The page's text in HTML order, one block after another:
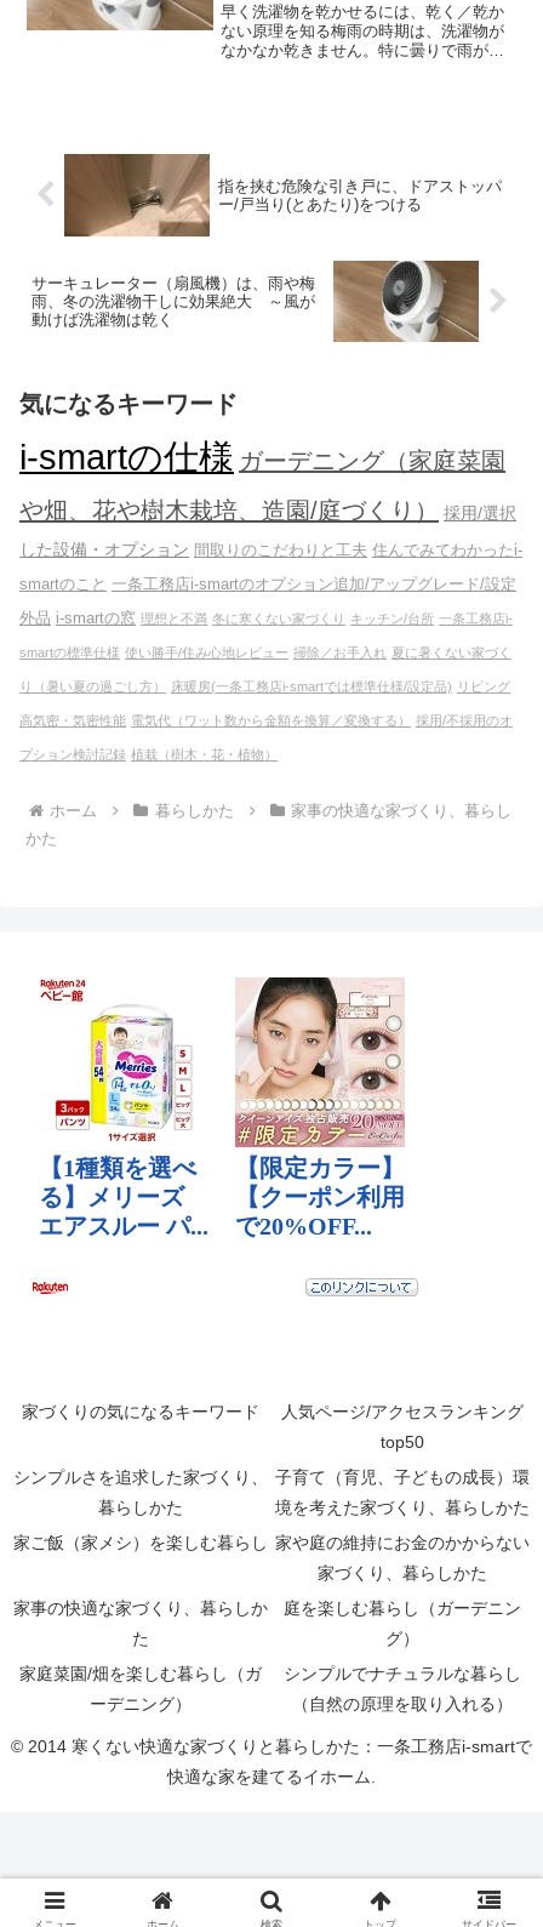
早く洗濯物を乾かせるには、乾く／乾か
ない原理を知る梅雨の時期は、洗濯物が
なかなか乾きません。特に曇りで雨が降
指を挟む危険な引き戸に、ドアストッパ
ー/戸当り(とあたり)をつける
サーキュレーター（扇風機）は、雨や梅
雨、冬の洗濯物干しに効果絶大 ～風が
動けば洗濯物は乾く
気になるキーワード
i-smartの仕様 ガーデニング（家庭菜園
や畑、花や樹木栽培、造園/庭づくり）
採用/選択
した設備・オプション 間取りのこだわりと工夫 住んでみてわかったi-
smartのこと 一条工務店i-smartのオプション追加/アップグレード/設定
外品 i-smartの窓 理想と不満 冬に寒くない家づくり キッチン/台所 一条工務店i-
smartの標準仕様 使い勝手/住み心地レビュー 掃除／お手入れ 夏に暑くない家づく
り（暑い夏の過ごし方） 床暖房(一条工務店i-smartでは標準仕様/設定品) リビング
高気密・気密性能 電気代（ワット数から金額を換算／変換する） 採用/不採用のオ
プション検討記録 植栽（樹木・花・植物）
ホーム 暮らしかた
家事の快適な家づくり、暮らし
かた
家づくりの気になるキーワード
人気ページ/アクセスランキング
top50
シンプルさを追求した家づくり、
暮らしかた
子育て（育児、子どもの成長）環
境を考えた家づくり、暮らしかた
家ご飯（家メシ）を楽しむ暮らし 家や庭の維持にお金のかからない
家づくり、暮らしかた
家事の快適な家づくり、暮らしか
た
庭を楽しむ暮らし（ガーデニン
グ）
家庭菜園/畑を楽しむ暮らし（ガ
ーデニング）
シンプルでナチュラルな暮らし
（自然の原理を取り入れる）
© 2014 寒くない快適な家づくりと暮らしかた：一条工務店i-smartで
快適な家を建てるイホーム.
メニュー ホーム 検索 トップ サイドバー